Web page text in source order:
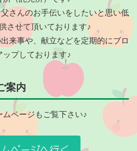
さんのお手伝いをしたいと思い低
させて頂いております♪
来事や、献立などを定期的にブロ
ップしております♪
案内
ムページもご覧下さい♪